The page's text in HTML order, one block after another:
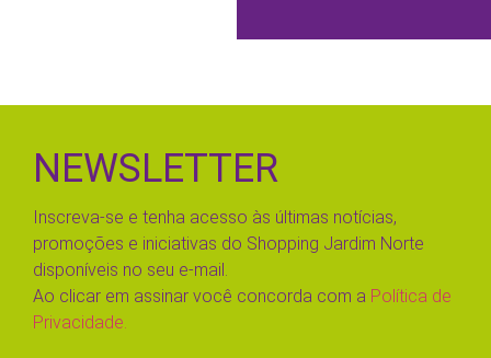
NEWSLETTER
Inscreva-se e tenha acesso às últimas notícias,
promoções e iniciativas do Shopping Jardim Norte
disponíveis no seu e-mail.
Ao clicar em assinar você concorda com a Política de
Privacidade.